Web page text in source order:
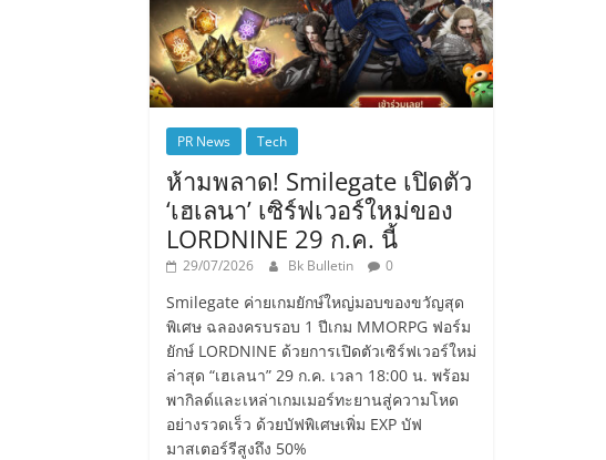
PR News Tech
ห้ามพลาด! Smilegate เปิดตัว
‘เฮเลนา’ เซิร์ฟเวอร์ใหม่ของ
LORDNINE 29 ก.ค. นี้
29/07/2026 Bk Bulletin 0
Smilegate ค่ายเกมยักษ์ใหญ่มอบของขวัญสุด
พิเศษ ฉลองครบรอบ 1 ปีเกม MMORPG ฟอร์ม
ยักษ์ LORDNINE ด้วยการเปิดตัวเซิร์ฟเวอร์ใหม่
ล่าสุด “เฮเลนา” 29 ก.ค. เวลา 18:00 น. พร้อม
พากิลด์และเหล่าเกมเมอร์ทะยานสู่ความโหด
อย่างรวดเร็ว ด้วยบัฟพิเศษเพิ่ม EXP บัฟ
มาสเตอร์รีสูงถึง 50%